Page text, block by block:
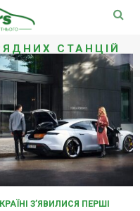
СТАНЦІЙ
З’ЯВИЛИСЯ ПЕРШІ